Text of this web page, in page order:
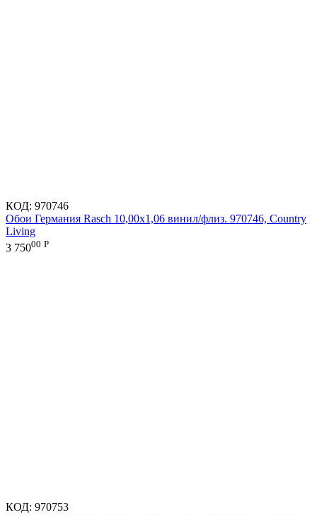
КОД: 970746
Обои Германия Rasch 10,00x1,06 винил/флиз. 970746, Country
Living
3 75000 Р
КОД: 970753